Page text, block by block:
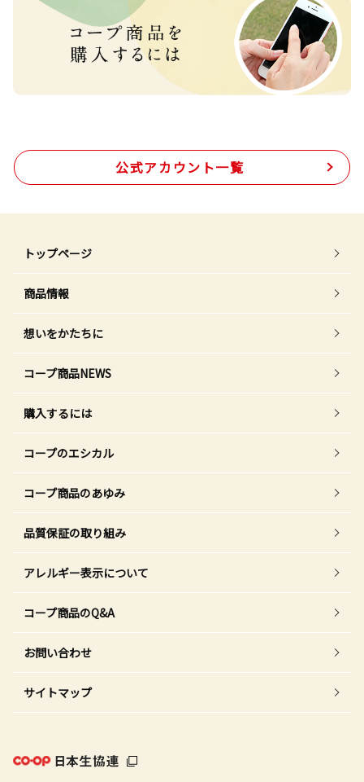
公式アカウント一覧
トップページ
商品情報
想いをかたちに
コープ商品NEWS
購入するには
コープのエシカル
コープ商品のあゆみ
品質保証の取り組み
アレルギー表示について
コープ商品のQ&A
お問い合わせ
サイトマップ